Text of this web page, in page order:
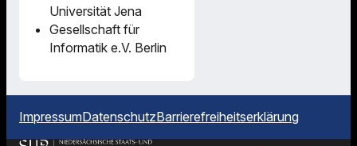
Universität Jena
Gesellschaft für
Informatik e.V. Berlin
ImpressumDatenschutzBarrierefreiheitserklärung